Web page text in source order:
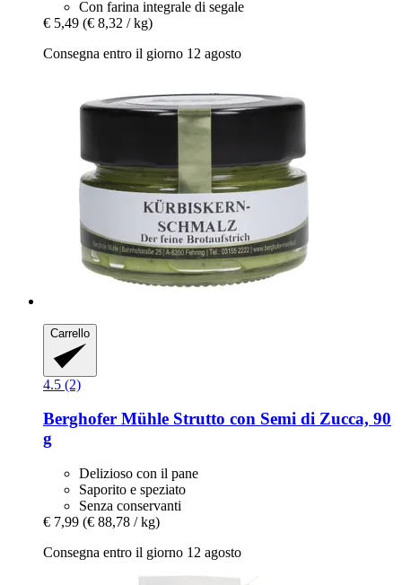
Con farina integrale di segale
€ 5,49 (€ 8,32 / kg)
Consegna entro il giorno 12 agosto
Carrello
4.5 (2)
Berghofer Mühle Strutto con Semi di Zucca, 90
g
Delizioso con il pane
Saporito e speziato
Senza conservanti
€ 7,99 (€ 88,78 / kg)
Consegna entro il giorno 12 agosto